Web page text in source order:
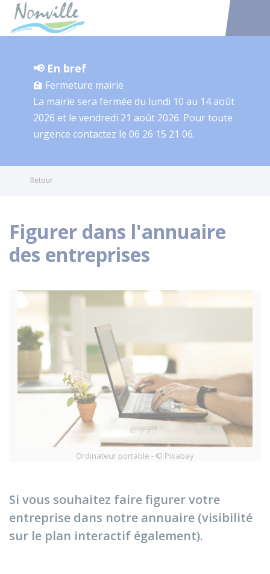
Accéder
📢 En bref
🏫 Fermeture mairie
La mairie sera fermée du lundi 10 au 14 août
2026 et le vendredi 21 août 2026. Pour toute
urgence contactez le 06 26 15 21 06.
Retour
Figurer dans l'annuaire
des entreprises
Ordinateur portable - © Pixabay
Si vous souhaitez faire figurer votre
entreprise dans notre annuaire (visibilité
sur le plan interactif également).